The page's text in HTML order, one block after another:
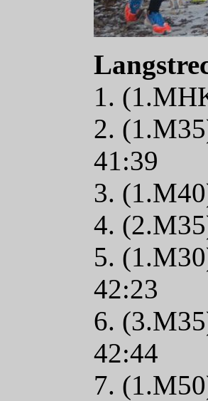
1.
2.
41:39
3.
4.
5.
42:23
6.
42:44
7.